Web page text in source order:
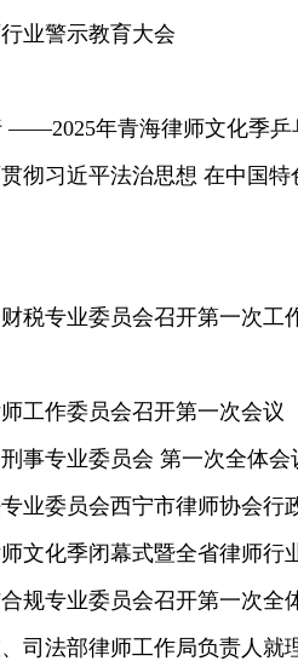
业警示教育大会
——2025年青海律师文化季
彻习近平法治思想 在中国
税专业委员会召开第一次工
工作委员会召开第一次会议
事专业委员会 第一次全体会
业委员会西宁市律师协会
文化季闭幕式暨全省律师行
规专业委员会召开第一次全
司法部律师工作局负责人